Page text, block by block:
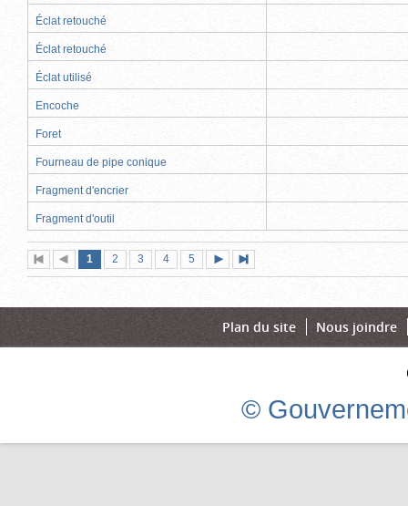
Éclat retouché
Éclat retouché
Éclat utilisé
Encoche
Foret
Fourneau de pipe conique
Fragment d'encrier
Fragment d'outil
Première
page
Page
précédente
Page
1 (page
actuelle)
Page
2 Page
3 Page
4 Page
5
suivante
page
Plan du site Nous joindre
©